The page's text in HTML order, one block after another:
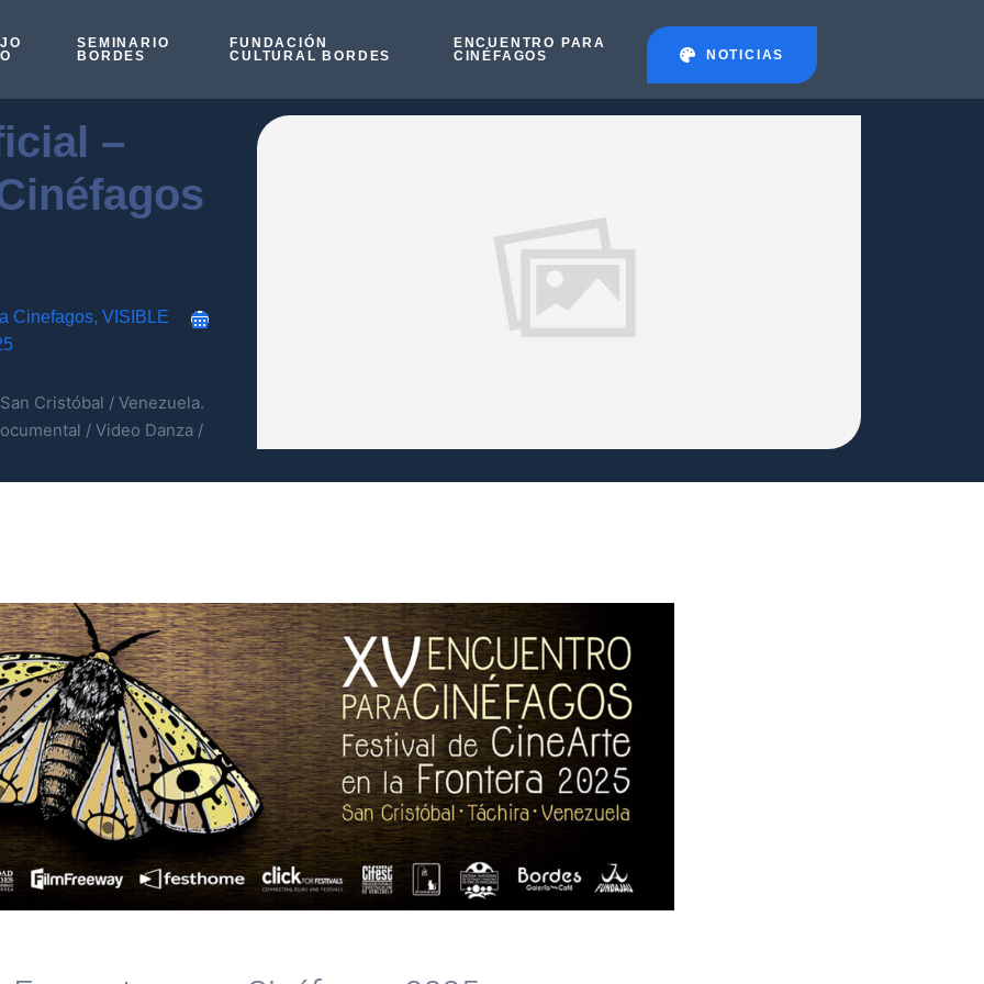
SEMINARIO
BORDES
FUNDACIÓN
CULTURAL BORDES
ENCUENTRO PARA
CINÉFAGOS
NOTICIAS
–
Cinefagos, VISIBLE
Cristóbal / Venezuela.
/ Video Danza /